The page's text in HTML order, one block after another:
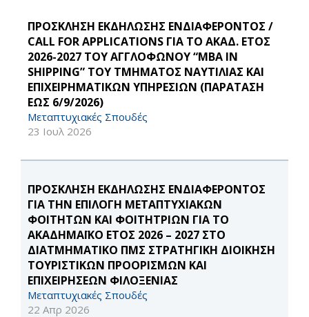
ΠΡΟΣΚΛΗΣΗ ΕΚΔΗΛΩΣΗΣ ΕΝΔΙΑΦΕΡΟΝΤΟΣ /
CALL FOR APPLICATIONS ΓΙΑ ΤΟ ΑΚΑΔ. ΕΤΟΣ
2026-2027 ΤΟΥ ΑΓΓΛΟΦΩΝΟΥ “MBA IN
SHIPPING” ΤΟΥ ΤΜΗΜΑΤΟΣ ΝΑΥΤΙΛΙΑΣ ΚΑΙ
ΕΠΙΧΕΙΡΗΜΑΤΙΚΩΝ ΥΠΗΡΕΣΙΩΝ (ΠΑΡΑΤΑΣΗ
ΕΩΣ 6/9/2026)
Μεταπτυχιακές Σπουδές
23 Ιουλ 2026
ΠΡΟΣΚΛΗΣΗ ΕΚΔΗΛΩΣΗΣ ΕΝΔΙΑΦΕΡΟΝΤΟΣ
ΓΙΑ ΤΗΝ ΕΠΙΛΟΓΗ ΜΕΤΑΠΤΥΧΙΑΚΩΝ
ΦΟΙΤΗΤΩΝ ΚΑΙ ΦΟΙΤΗΤΡΙΩΝ ΓΙΑ ΤΟ
ΑΚΑΔΗΜΑΪΚΟ ΕΤΟΣ 2026 – 2027 ΣΤΟ
ΔΙΑΤΜΗΜΑΤΙΚΟ ΠΜΣ ΣΤΡΑΤΗΓΙΚΗ ΔΙΟΙΚΗΣΗ
ΤΟΥΡΙΣΤΙΚΩΝ ΠΡΟΟΡΙΣΜΩΝ ΚΑΙ
ΕΠΙΧΕΙΡΗΣΕΩΝ ΦΙΛΟΞΕΝΙΑΣ
Μεταπτυχιακές Σπουδές
22 Απρ 2026